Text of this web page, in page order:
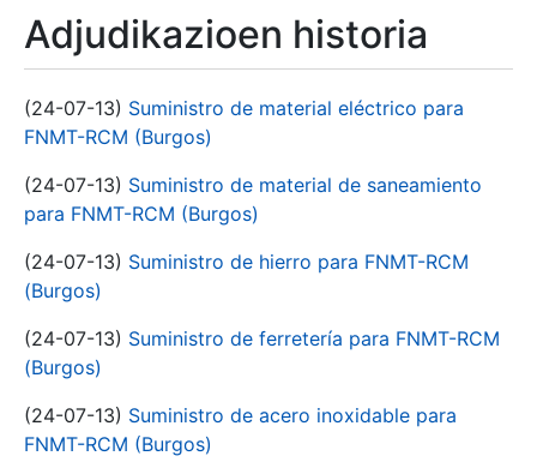
Adjudikazioen historia
(24-07-13) Suministro de material eléctrico para
FNMT-RCM (Burgos)
(24-07-13) Suministro de material de saneamiento
para FNMT-RCM (Burgos)
(24-07-13) Suministro de hierro para FNMT-RCM
(Burgos)
(24-07-13) Suministro de ferretería para FNMT-RCM
(Burgos)
(24-07-13) Suministro de acero inoxidable para
FNMT-RCM (Burgos)